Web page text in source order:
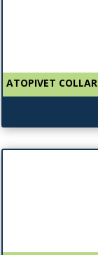
ATOPIVET